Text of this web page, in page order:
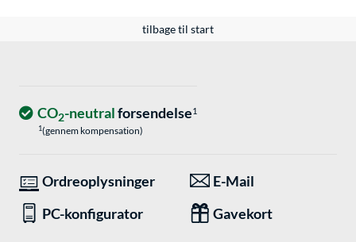
tilbage til start
CO2-neutralforsendelse1
1(gennem kompensation)
Ordreoplysninger
E-Mail
PC-konfigurator
Gavekort